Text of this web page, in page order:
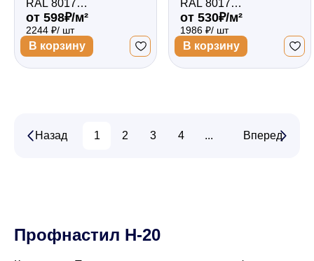
RAL 8017
(Шоколадно-
коричневый)
3000*1150*0,5
двухсторонний
от 598₽/м²
2244 ₽/ шт
В корзину
RAL 8017
(Шоколадно-
коричневый)
3000*1150*0,5
односторонний
от 530₽/м²
1986 ₽/ шт
В корзину
Назад 1 2 3 4 ... 15
Вперед
Профнастил Н-20